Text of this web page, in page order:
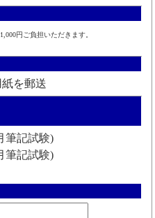
円ご負担いただきます。
を郵送
筆記試験)
筆記試験)